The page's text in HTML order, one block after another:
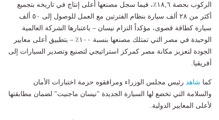
الركوب بحصة ١٨,٦٪، فيما سجل مصنعها أعلى إنتاج في تاريخه بتجميع
أكثر من ٢٨ ألف سيارة بنظام الفترتين مع العمل للوصول إلى ٥٠ ألف
سيارة كطاقة قصوى، مؤكداً التزام نيسان – باعتبارها الشركة العالمية
الوحيدة في مصر التي تمتلك مصنعها بنسبة ١٠٠٪ – بتطبيق أعلى معايير
الجودة لتعزيز مكانة مصر كمركز استراتيجي لتصنيع وتصدير السيارات إلى
أفريقيا.
كما شاهد رئيس مجلس الوزراء ومرافقوه حزمة اختبارات الأمان
والسلامة التي تخضع لها السيارة الجديدة "نيسان ماجنيت" لضمان مطابقتها
لأعلى المعايير الدولية.